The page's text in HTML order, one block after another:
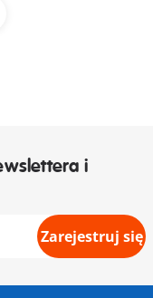
i
Zarejestruj się